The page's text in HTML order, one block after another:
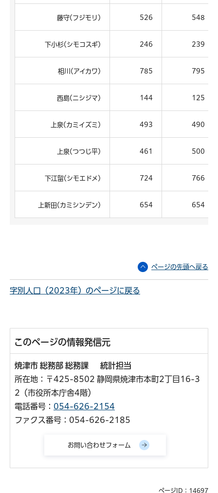
藤守(フジモリ) 526 548
下小杉(シモコスギ) 246 239
相川(アイカワ) 785 795
西島(ニシジマ) 144 125
上泉(カミイズミ) 493 490
上泉(つつじ平) 461 500
下江留(シモエドメ) 724 766
上新田(カミシンデン) 654 654
ページの先頭へ戻る
字別人口（2023年）のページに戻る
このページの情報発信元
焼津市 総務部 総務課 統計担当
所在地：〒425-8502 静岡県焼津市本町2丁目16-3
2（市役所本庁舎4階）
電話番号： 054-626-2154
ファクス番号：054-626-2185
ページID：14697